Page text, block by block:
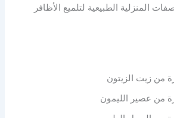
المنزلية الطبيعية لتلميع الأظافر
من زيت الزيتون
من عصير الليمون